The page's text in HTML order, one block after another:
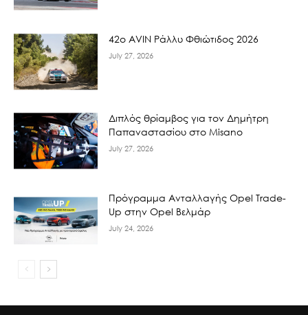
42ο AVIN Ράλλυ Φθιώτιδος 2026
July 27, 2026
Διπλός θρίαμβος για τον Δημήτρη
Παπαναστασίου στο Misano
July 27, 2026
Πρόγραμμα Ανταλλαγής Opel Trade-
Up στην Opel Βελμάρ
July 24, 2026